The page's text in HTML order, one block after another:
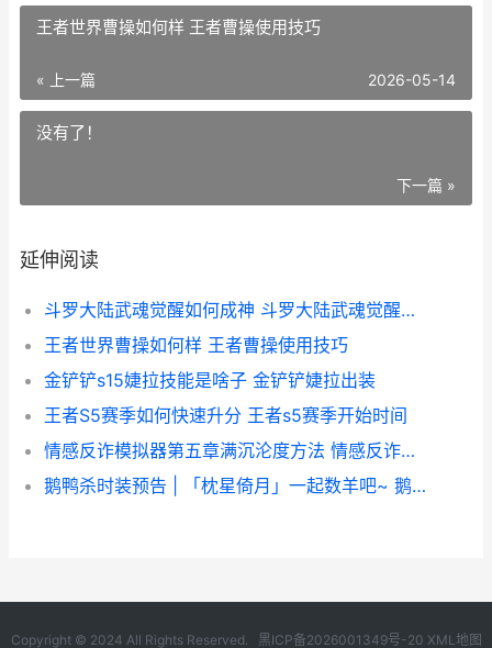
王者世界曹操如何样 王者曹操使用技巧
« 上一篇 2026-05-14
没有了！
下一篇 »
延伸阅读
斗罗大陆武魂觉醒如何成神 斗罗大陆武魂觉醒打金版
王者世界曹操如何样 王者曹操使用技巧
金铲铲s15婕拉技能是啥子 金铲铲婕拉出装
王者S5赛季如何快速升分 王者s5赛季开始时间
情感反诈模拟器第五章满沉沦度方法 情感反诈模拟器陈欣欣完美结局
鹅鸭杀时装预告 | 「枕星倚月」一起数羊吧~ 鹅鸭厂战斗
Copyright © 2024 All Rights Reserved. 黑ICP备2026001349号-20 XML地图